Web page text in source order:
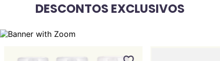
DESCONTOS EXCLUSIVOS
VER TUDO